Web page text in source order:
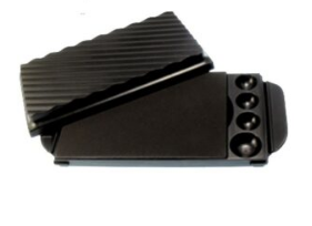
Mon compte